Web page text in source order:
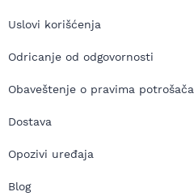
Uslovi korišćenja
Odricanje od odgovornosti
Obaveštenje o pravima potrošača
Dostava
Opozivi uređaja
Blog